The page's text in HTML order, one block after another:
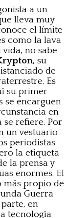
a un
lleva muy
el límite
como la lava
no sabe
, su
de
Es
su primer
se encarguen
en
refiere. Por
un vestuario
periodistas
la etiqueta
la prensa y
enormes. El
más propio de
Guerra
en
tecnología